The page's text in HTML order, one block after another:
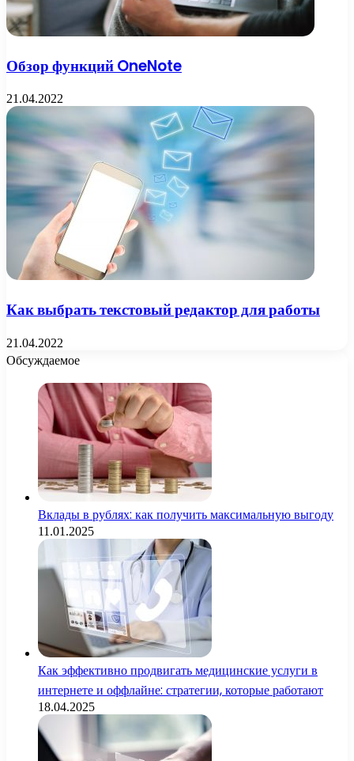
Обзор функций OneNote
21.04.2022
Как выбрать текстовый редактор для работы
21.04.2022
Обсуждаемое
Вклады в рублях: как получить максимальную выгоду
11.01.2025
Как эффективно продвигать медицинские услуги в
интернете и оффлайне: стратегии, которые работают
18.04.2025